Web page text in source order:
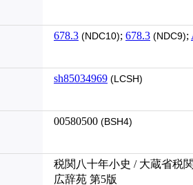
678.3 (NDC10); 678.3 (NDC9);
sh85034969 (LCSH)
00580500 (BSH4)
税関八十年小史 / 大蔵省税
広辞苑 第5版